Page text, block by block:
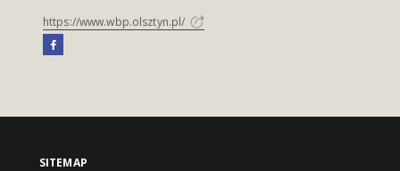
https://www.wbp.olsztyn.pl/
SITEMAP